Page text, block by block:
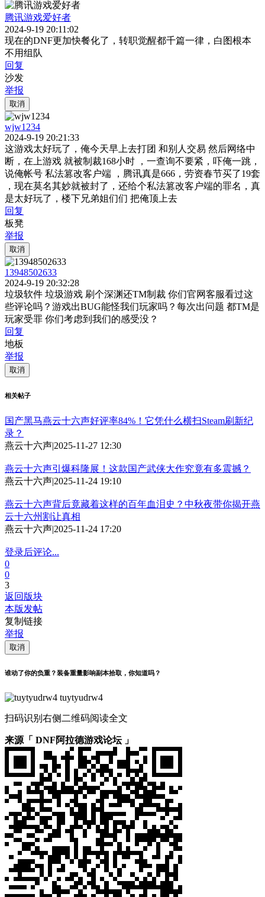
腾讯游戏爱好者
2024-9-19 20:11:02
现在的DNF更加快餐化了，转职觉醒都千篇一律，白图根本
不用组队
回复
沙发
举报
取消
wjw1234
2024-9-19 20:21:33
这游戏太好玩了，俺今天早上去打团 和别人交易 然后网络中
断，在上游戏 就被制裁168小时 ，一查询不要紧，吓俺一跳，
说俺帐号 私法篡改客户端 ，腾讯真是666，劳资春节买了19套
，现在莫名其妙就被封了，还给个私法篡改客户端的罪名，真
是太好玩了，楼下兄弟姐们们 把俺顶上去
回复
板凳
举报
取消
13948502633
2024-9-19 20:32:28
垃圾软件 垃圾游戏 刷个深渊还TM制裁 你们官网客服看过这
些评论吗？游戏出BUG能怪我们玩家吗？每次出问题 都TM是
玩家受罪 你们考虑到我们的感受没？
回复
地板
举报
取消
相关帖子
国产黑马燕云十六声好评率84%！它凭什么横扫Steam刷新纪
录？
燕云十六声|2025-11-27 12:30
燕云十六声引爆科隆展！这款国产武侠大作究竟有多震撼？
燕云十六声|2025-11-24 19:10
燕云十六声背后竟藏着这样的百年血泪史？中秋夜带你揭开燕
云十六州割让真相
燕云十六声|2025-11-24 17:20
登录后评论...
0
0
3
返回版块
本版发帖
复制链接
举报
取消
谁动了你的负重？装备重量影响副本拾取，你知道吗？
tuytyudrw4
扫码识别右侧二维码阅读全文
来源「 DNF阿拉德游戏论坛 」